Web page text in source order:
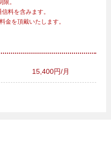
。
料を含みます。
金を頂戴いたします。
15,400円/月